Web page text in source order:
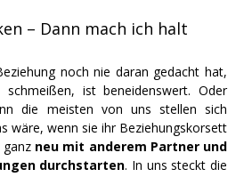
– Dann mach ich halt
noch nie daran gedacht hat,
ist beneidenswert. Oder
die meisten von uns stellen sich
wäre, wenn sie ihr Beziehungskorsett
neu mit anderem Partner und
durchstarten. In uns steckt die